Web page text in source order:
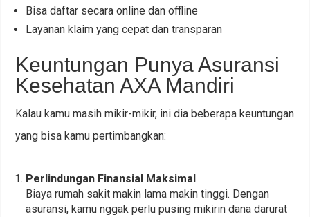
Bisa daftar secara online dan offline
Layanan klaim yang cepat dan transparan
Keuntungan Punya Asuransi
Kesehatan AXA Mandiri
Kalau kamu masih mikir-mikir, ini dia beberapa keuntungan
yang bisa kamu pertimbangkan:
Perlindungan Finansial Maksimal
Biaya rumah sakit makin lama makin tinggi. Dengan
asuransi, kamu nggak perlu pusing mikirin dana darurat